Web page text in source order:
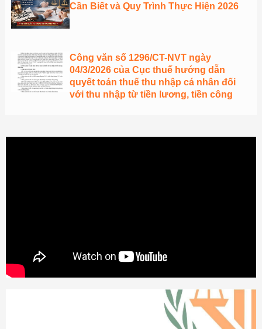
Cần Biết và Quy Trình Thực Hiện 2026
Công văn số 1296/CT-NVT ngày
04/3/2026 của Cục thuế hướng dẫn
quyết toán thuế thu nhập cá nhân đối
với thu nhập từ tiền lương, tiền công